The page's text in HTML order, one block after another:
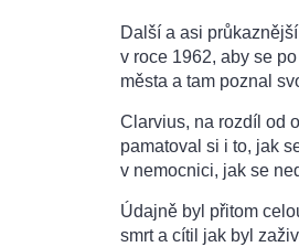
Další a asi
v roce 1962, aby se
města a tam poznal
Clarvius, na rozdíl od
pamatoval si i to, jak
v nemocnici, jak se
Údajně byl přitom
smrt a cítil jak byl